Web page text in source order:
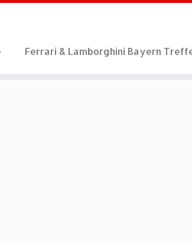
Ferrari & Lamborghini Bayern